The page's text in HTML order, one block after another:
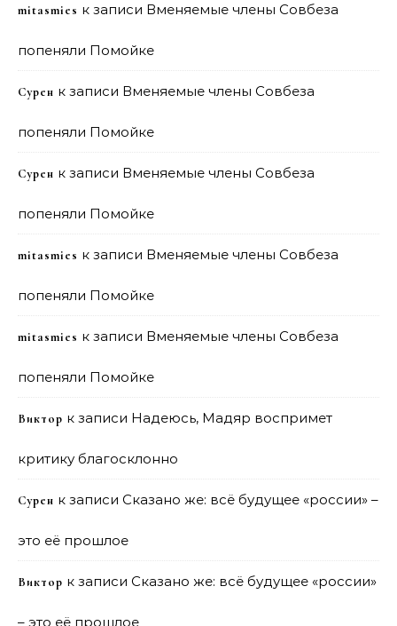
mitasmies к записи Вменяемые члены Совбеза
попеняли Помойке
Сурен к записи Вменяемые члены Совбеза
попеняли Помойке
Сурен к записи Вменяемые члены Совбеза
попеняли Помойке
mitasmies к записи Вменяемые члены Совбеза
попеняли Помойке
mitasmies к записи Вменяемые члены Совбеза
попеняли Помойке
Виктор к записи Надеюсь, Мадяр воспримет
критику благосклонно
Сурен к записи Сказано же: всё будущее «россии» –
это её прошлое
Виктор к записи Сказано же: всё будущее «россии»
– это её прошлое